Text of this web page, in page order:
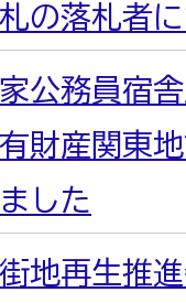
の落札者
公務員宿
財産関東
した
地再生推